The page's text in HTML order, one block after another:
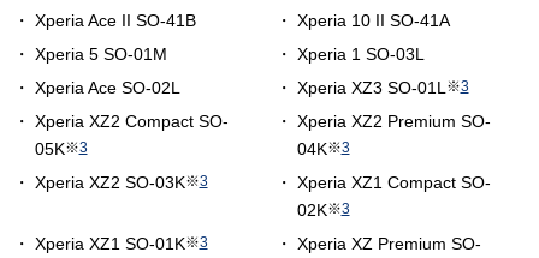
Xperia Ace II SO-41B
Xperia 10 II SO-41A
Xperia 5 SO-01M
Xperia 1 SO-03L
Xperia Ace SO-02L
Xperia XZ3 SO-01L ※3
Xperia XZ2 Compact SO-
05K※3
Xperia XZ2 Premium SO-
04K※3
Xperia XZ2 SO-03K※3
Xperia XZ1 Compact SO-
02K※3
Xperia XZ1 SO-01K※3
Xperia XZ Premium SO-